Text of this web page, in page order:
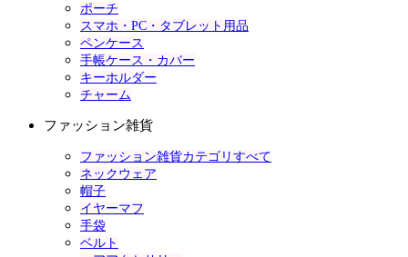
ポーチ
スマホ・PC・タブレット用品
ペンケース
手帳ケース・カバー
キーホルダー
チャーム
ファッション雑貨
ファッション雑貨カテゴリすべて
ネックウェア
帽子
イヤーマフ
手袋
ベルト